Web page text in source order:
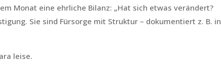
Monat eine ehrliche Bilanz: „Hat sich etwas verändert?
Sie sind Fürsorge mit Struktur – dokumentiert z. B. in
leise.